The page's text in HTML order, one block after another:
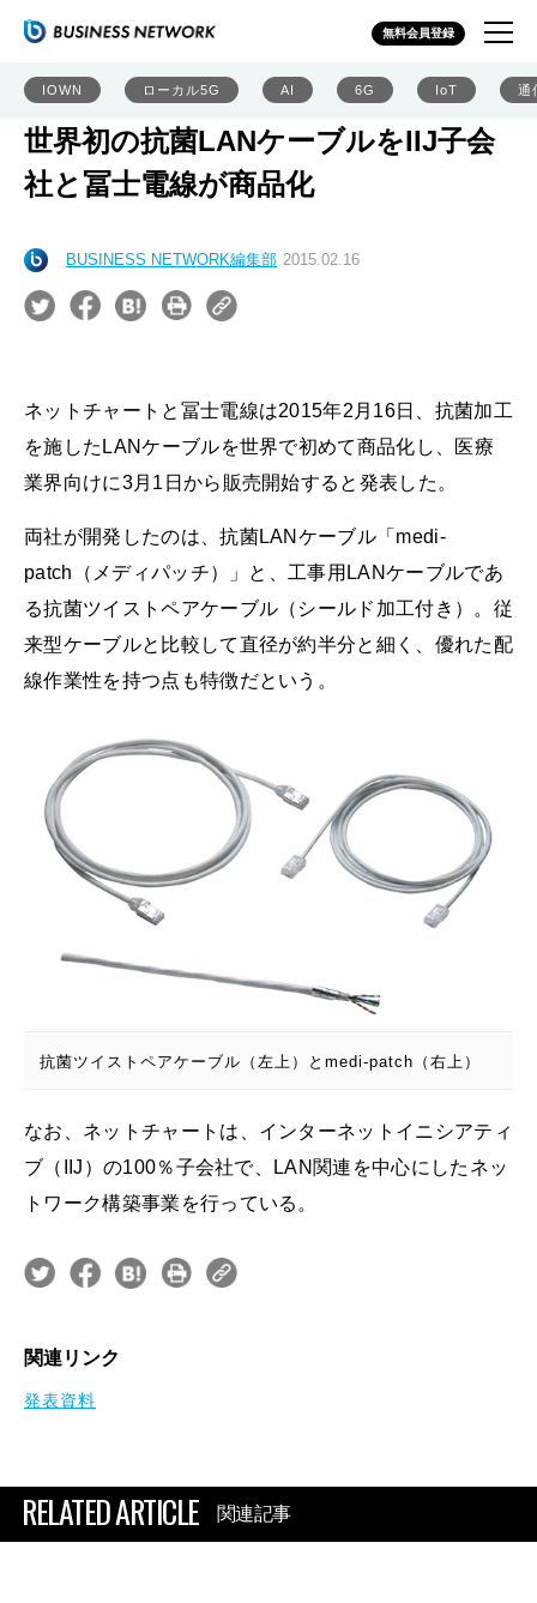
無料会員登録
IOWN ローカル5G AI 6G IoT 通
世界初の抗菌LANケーブルをIIJ子会
社と冨士電線が商品化
BUSINESS NETWORK編集部 2015.02.16
ネットチャートと冨士電線は2015年2月16日、抗菌加工
を施したLANケーブルを世界で初めて商品化し、医療
業界向けに3月1日から販売開始すると発表した。
両社が開発したのは、抗菌LANケーブル「medi-
patch（メディパッチ）」と、工事用LANケーブルであ
る抗菌ツイストペアケーブル（シールド加工付き）。従
来型ケーブルと比較して直径が約半分と細く、優れた配
線作業性を持つ点も特徴だという。
抗菌ツイストペアケーブル（左上）とmedi-patch（右上）
なお、ネットチャートは、インターネットイニシアティ
ブ（IIJ）の100％子会社で、LAN関連を中心にしたネッ
トワーク構築事業を行っている。
関連リンク
発表資料
RELATED ARTICLE 関連記事